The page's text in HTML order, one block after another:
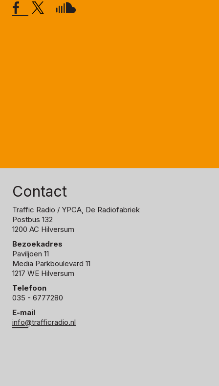
Contact
Traffic Radio / YPCA, De Radiofabriek
Postbus 132
1200 AC Hilversum
Bezoekadres
Paviljoen 11
Media Parkboulevard 11
1217 WE Hilversum
Telefoon
035 - 6777280
E-mail
info@trafficradio.nl